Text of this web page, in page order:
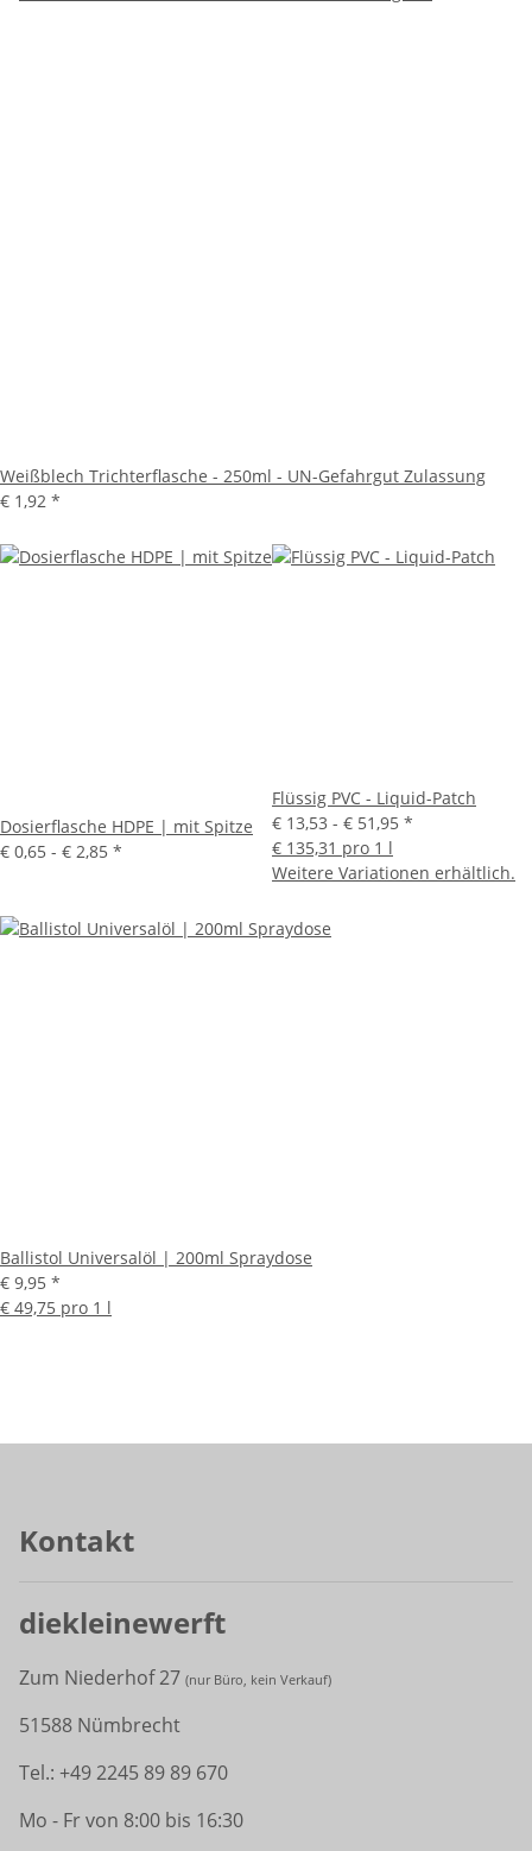
Weißblech Trichterflasche - 250ml - UN-Gefahrgut Zulassung
€ 1,92 *
Dosierflasche HDPE | mit Spitze
€ 0,65 - € 2,85 *
Flüssig PVC - Liquid-Patch
€ 13,53 - € 51,95 *
€ 135,31 pro 1 l
Weitere Variationen erhältlich.
Ballistol Universalöl | 200ml Spraydose
€ 9,95 *
€ 49,75 pro 1 l
Kontakt
diekleinewerft
Zum Niederhof 27 (nur Büro, kein Verkauf)
51588 Nümbrecht
Tel.: +49 2245 89 89 670
Mo - Fr von 8:00 bis 16:30